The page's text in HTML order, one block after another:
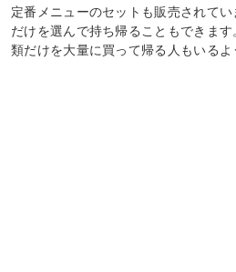
定番メニューのセットも販売されて
だけを選んで持ち帰ることもできま
類だけを大量に買って帰る人もいるよ